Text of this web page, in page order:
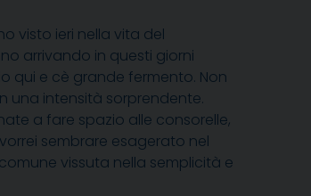
visto ieri nella vita del
arrivando in questi giorni
e cè grande fermento. Non
intensità sorprendente.
a fare spazio alle consorelle,
sembrare esagerato nel
vissuta nella semplicità e